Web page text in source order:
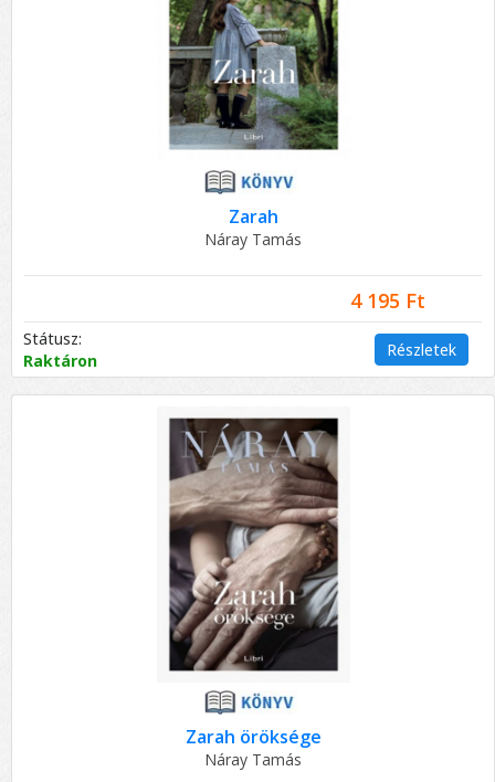
Zarah
Náray Tamás
4 195 Ft
Státusz:
Raktáron
Részletek
Zarah öröksége
Náray Tamás